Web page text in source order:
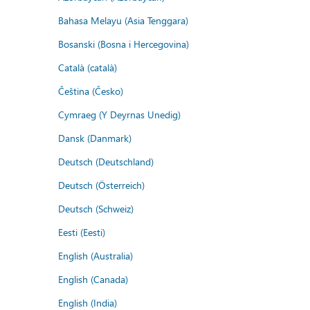
Bahasa Melayu (Asia Tenggara)
Bosanski (Bosna i Hercegovina)
Català (català)
Čeština (Česko)
Cymraeg (Y Deyrnas Unedig)
Dansk (Danmark)
Deutsch (Deutschland)
Deutsch (Österreich)
Deutsch (Schweiz)
Eesti (Eesti)
English (Australia)
English (Canada)
English (India)